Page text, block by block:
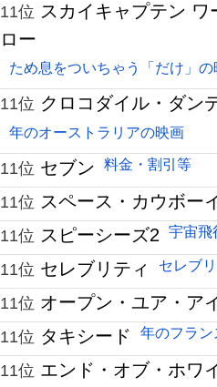
11位 スカイキャプテン
ロー
ため息をついちゃう「だけ」の
11位 クロコダイル・ダン
年のオーストラリアの映画
11位 セブン 料金・割引等
11位 スペース・カウボー
11位 スピーシーズ2 宇宙飛
11位 セレブリティ セレブ
11位 オープン・ユア・ア
11位 タキシード 年のフラン
11位 エンド・オブ・ホワ